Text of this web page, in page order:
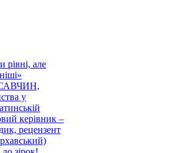
рівні, але
САВЧИН,
у
керівник –
рецензент